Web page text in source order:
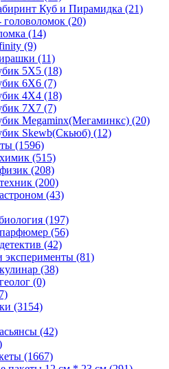
Куб и Пирамидка (21)
(20)
(14)
(9)
(11)
5Х5 (18)
6Х6 (7)
4Х4 (18)
7Х7 (7)
Megaminx(Мегаминкс) (20)
Skewb(Скьюб) (12)
(1596)
(515)
(208)
(200)
(43)
(197)
(56)
(42)
(81)
(38)
(0)
(3154)
(42)
(1667)